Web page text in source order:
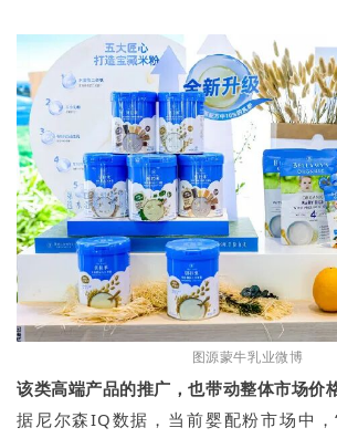
图源蒙牛乳业微博
该类高端产品的推广 ，也带动整体市场价
据尼尔森IQ数据，当前婴配粉市场中，